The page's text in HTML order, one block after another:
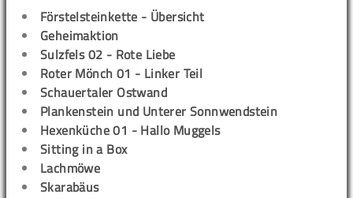
Förstelsteinkette - Übersicht
Geheimaktion
Sulzfels 02 - Rote Liebe
Roter Mönch 01 - Linker Teil
Schauertaler Ostwand
Plankenstein und Unterer Sonnwendstein
Hexenküche 01 - Hallo Muggels
Sitting in a Box
Lachmöwe
Skarabäus